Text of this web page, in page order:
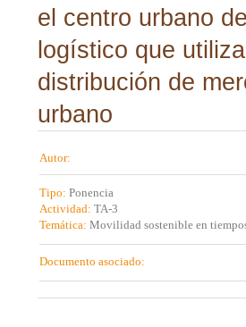
el centro urbano
logístico que
distribución de
urbano
Autor:
Tipo: Ponencia
Actividad: TA-3
Temática: Movilidad sostenible en
Documento asociado: